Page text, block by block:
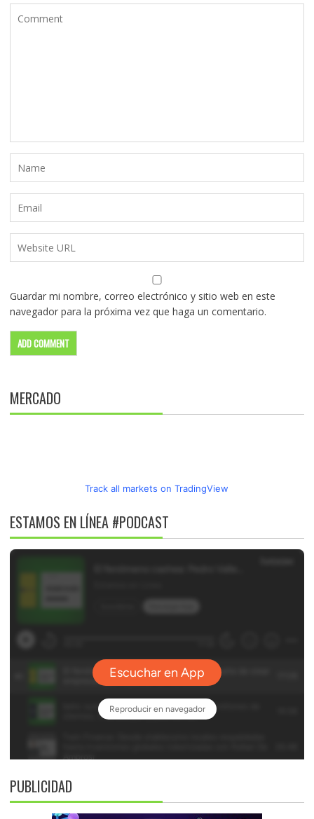
Guardar mi nombre, correo electrónico y sitio web en este
navegador para la próxima vez que haga un comentario.
MERCADO
Track all markets on TradingView
ESTAMOS EN LÍNEA #PODCAST
PUBLICIDAD